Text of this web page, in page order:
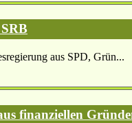
aus SPD, Grün...
finanziellen